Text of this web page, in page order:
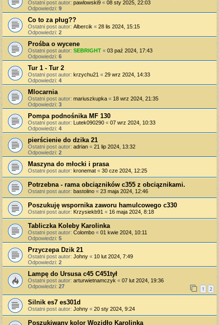
Ostatni post autor: pawlowski9 « 08 sty 2025, 22:03
Odpowiedzi: 9
Co to za pług??
Ostatni post autor: Albercik « 28 lis 2024, 15:15
Odpowiedzi: 2
Prośba o wycene
Ostatni post autor: SEBRIGHT « 03 paź 2024, 17:43
Odpowiedzi: 6
Tur 1 - Tur 2
Ostatni post autor: krzychu21 « 29 wrz 2024, 14:33
Odpowiedzi: 4
Mlocarnia
Ostatni post autor: mariuszkupka « 18 wrz 2024, 21:35
Odpowiedzi: 3
Pompa podnośnika MF 130
Ostatni post autor: Lutek090290 « 07 wrz 2024, 10:33
Odpowiedzi: 4
pierścienie do dzika 21
Ostatni post autor: adrian « 21 lip 2024, 13:32
Odpowiedzi: 2
Maszyna do młocki i prasa
Ostatni post autor: kronemat « 30 cze 2024, 12:25
Potrzebna - rama obciązników c355 z obciąznikami.
Ostatni post autor: bastolino « 23 maja 2024, 12:46
Poszukuję wspornika zaworu hamulcowego c330
Ostatni post autor: Krzysiekb91 « 16 maja 2024, 8:18
Tabliczka Koleby Karolinka
Ostatni post autor: Colombo « 01 kwie 2024, 10:11
Odpowiedzi: 5
Przyczepa Dzik 21
Ostatni post autor: Johny « 10 lut 2024, 7:49
Odpowiedzi: 2
Lampę do Ursusa c45 C451tył
Ostatni post autor: arturwietnamczyk « 07 lut 2024, 19:36
Odpowiedzi: 27 1 2
Silnik es7 es301d
Ostatni post autor: Johny « 20 sty 2024, 9:24
Poszukiwany kolor Wozidło Karolinka